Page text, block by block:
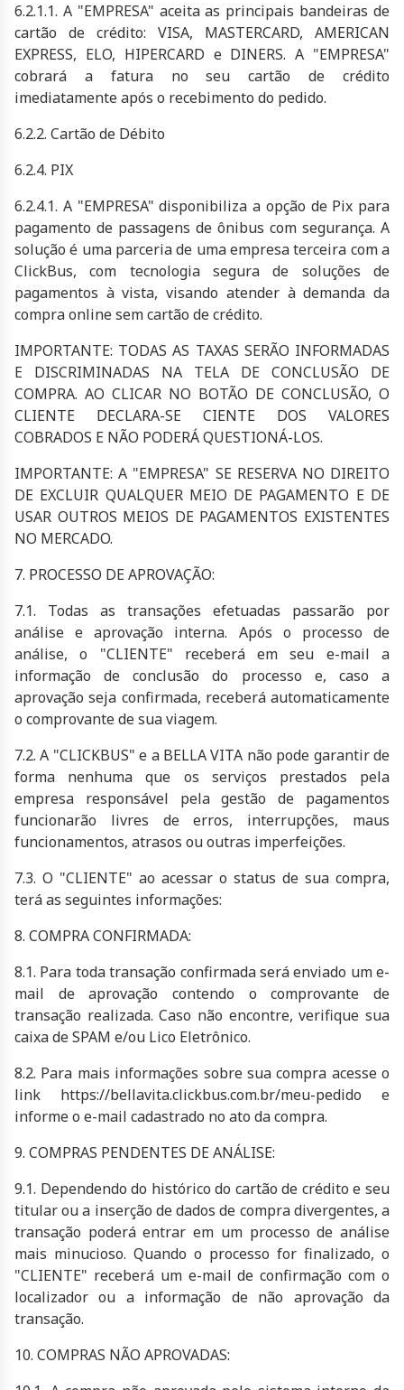
6.2.1.1. A "EMPRESA" aceita as principais bandeiras de
cartão de crédito: VISA, MASTERCARD, AMERICAN
EXPRESS, ELO, HIPERCARD e DINERS. A "EMPRESA"
cobrará a fatura no seu cartão de crédito
imediatamente após o recebimento do pedido.
6.2.2. Cartão de Débito
6.2.4. PIX
6.2.4.1. A "EMPRESA" disponibiliza a opção de Pix para
pagamento de passagens de ônibus com segurança. A
solução é uma parceria de uma empresa terceira com a
ClickBus, com tecnologia segura de soluções de
pagamentos à vista, visando atender à demanda da
compra online sem cartão de crédito.
IMPORTANTE: TODAS AS TAXAS SERÃO INFORMADAS
E DISCRIMINADAS NA TELA DE CONCLUSÃO DE
COMPRA. AO CLICAR NO BOTÃO DE CONCLUSÃO, O
CLIENTE DECLARA-SE CIENTE DOS VALORES
COBRADOS E NÃO PODERÁ QUESTIONÁ-LOS.
IMPORTANTE: A "EMPRESA" SE RESERVA NO DIREITO
DE EXCLUIR QUALQUER MEIO DE PAGAMENTO E DE
USAR OUTROS MEIOS DE PAGAMENTOS EXISTENTES
NO MERCADO.
7. PROCESSO DE APROVAÇÃO:
7.1. Todas as transações efetuadas passarão por
análise e aprovação interna. Após o processo de
análise, o "CLIENTE" receberá em seu e-mail a
informação de conclusão do processo e, caso a
aprovação seja confirmada, receberá automaticamente
o comprovante de sua viagem.
7.2. A "CLICKBUS" e a BELLA VITA não pode garantir de
forma nenhuma que os serviços prestados pela
empresa responsável pela gestão de pagamentos
funcionarão livres de erros, interrupções, maus
funcionamentos, atrasos ou outras imperfeições.
7.3. O "CLIENTE" ao acessar o status de sua compra,
terá as seguintes informações:
8. COMPRA CONFIRMADA:
8.1. Para toda transação confirmada será enviado um e-
mail de aprovação contendo o comprovante de
transação realizada. Caso não encontre, verifique sua
caixa de SPAM e/ou Lico Eletrônico.
8.2. Para mais informações sobre sua compra acesse o
link https://bellavita.clickbus.com.br/meu-pedido e
informe o e-mail cadastrado no ato da compra.
9. COMPRAS PENDENTES DE ANÁLISE:
9.1. Dependendo do histórico do cartão de crédito e seu
titular ou a inserção de dados de compra divergentes, a
transação poderá entrar em um processo de análise
mais minucioso. Quando o processo for finalizado, o
"CLIENTE" receberá um e-mail de confirmação com o
localizador ou a informação de não aprovação da
transação.
10. COMPRAS NÃO APROVADAS: